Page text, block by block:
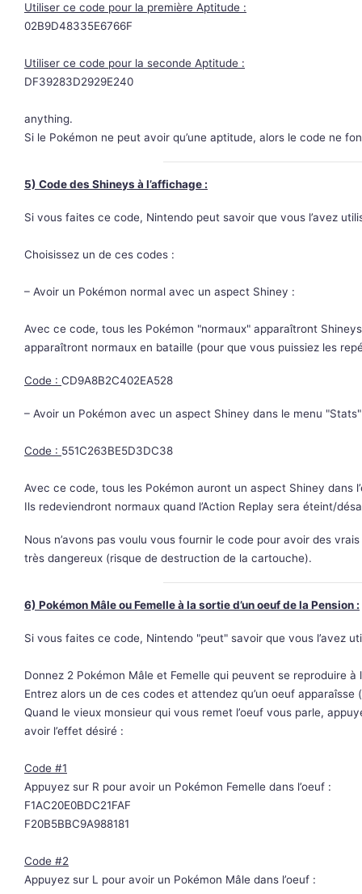
Utiliser ce code pour la première Aptitude :
02B9D48335E6766F
Utiliser ce code pour la seconde Aptitude :
DF39283D2929E240
anything.
Si le Pokémon ne peut avoir qu’une aptitude, alors le code ne
5) Code des Shineys à l’affichage :
Si vous faites ce code, Nintendo peut savoir que vous l’avez
Choisissez un de ces codes :
– Avoir un Pokémon normal avec un aspect Shiney :
Avec ce code, tous les Pokémon "normaux" apparaîtront
apparaîtront normaux en bataille (pour que vous puissiez les
Code : CD9A8B2C402EA528
– Avoir un Pokémon avec un aspect Shiney dans le menu
Code : 551C263BE5D3DC38
Avec ce code, tous les Pokémon auront un aspect Shiney dans
Ils redeviendront normaux quand l’Action Replay sera éteint/
Nous n’avons pas voulu vous fournir le code pour avoir des
très dangereux (risque de destruction de la cartouche).
6) Pokémon Mâle ou Femelle à la sortie d’un oeuf de la Pension :
Si vous faites ce code, Nintendo "peut" savoir que vous l’avez
Donnez 2 Pokémon Mâle et Femelle qui peuvent se reproduire à
Entrez alors un de ces codes et attendez qu’un oeuf apparaîsse
Quand le vieux monsieur qui vous remet l’oeuf vous parle,
avoir l’effet désiré :
Code #1
Appuyez sur R pour avoir un Pokémon Femelle dans l’oeuf :
F1AC20E0BDC21FAF
F20B5BBC9A988181
Code #2
Appuyez sur L pour avoir un Pokémon Mâle dans l’oeuf :